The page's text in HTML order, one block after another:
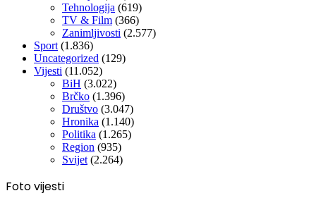
Tehnologija (619)
TV & Film (366)
Zanimljivosti (2.577)
Sport (1.836)
Uncategorized (129)
Vijesti (11.052)
BiH (3.022)
Brčko (1.396)
Društvo (3.047)
Hronika (1.140)
Politika (1.265)
Region (935)
Svijet (2.264)
Foto vijesti